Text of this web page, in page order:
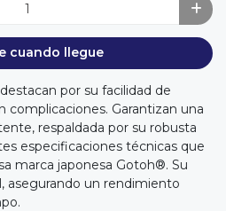
cuando llegue
por su facilidad de
complicaciones. Garantizan una
respaldada por su robusta
especificaciones técnicas que
marca japonesa Gotoh®. Su
asegurando un rendimiento